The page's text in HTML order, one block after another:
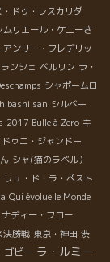
・ドゥ・レスカリダ
ムリエール・ケニーさ
アンリー・フレデリッ
ンシェ ベルリン ラ・
シャポームロ
san シルベー
2017 Bulle à Zero キ
ドゥニ・ジャンドー
シャ(猫のラベル）
リュ・ド・ラ・ペスト
Qui évolue le Monde
ディー・フコー
決勝戦 東京・神田 渋
ゴビー ラ・ルミー